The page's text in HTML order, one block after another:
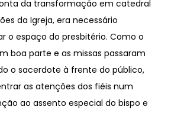
da transformação em catedral
da Igreja, era necessário
o espaço do presbitério. Como o
boa parte e as missas passaram
o sacerdote à frente do público,
as atenções dos fiéis num
ao assento especial do bispo e